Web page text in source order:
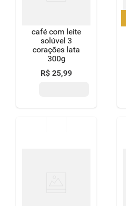
café com leite
solúvel 3
corações lata
300g
R$ 25,99